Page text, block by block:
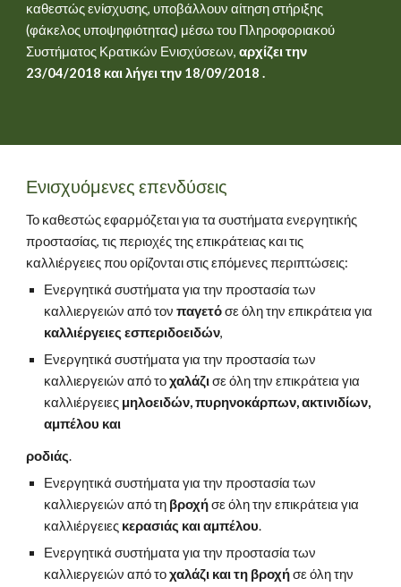
καθεστώς ενίσχυσης, υποβάλλουν αίτηση στήριξης
(φάκελος υποψηφιότητας) μέσω του Πληροφοριακού
Συστήματος Κρατικών Ενισχύσεων, αρχίζει την
23/04/2018 και λήγει την 18/09/2018 .
Ενισχυόμενες επενδύσεις
Το καθεστώς εφαρμόζεται για τα συστήματα ενεργητικής
προστασίας, τις περιοχές της επικράτειας και τις
καλλιέργειες που ορίζονται στις επόμενες περιπτώσεις:
Ενεργητικά συστήματα για την προστασία των
καλλιεργειών από τον παγετό
καλλιέργειες εσπεριδοειδών,
Ενεργητικά συστήματα για την προστασία των
καλλιεργειών από το χαλάζι σε όλη την επικράτεια για
καλλιέργειες μηλοειδών, πυρηνοκάρπων, ακτινιδίων,
αμπέλου και
ροδιάς.
Ενεργητικά συστήματα για την προστασία των
καλλιεργειών από τη βροχή σε όλη την επικράτεια για
καλλιέργειες κερασιάς και αμπέλου.
Ενεργητικά συστήματα για την προστασία των
καλλιεργειών από το χαλάζι και τη βροχή σε όλη την